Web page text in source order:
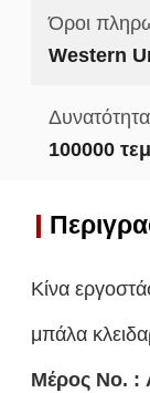
Όροι
Western
100000
Κίνα
μπάλα
Μέρος Νο. :